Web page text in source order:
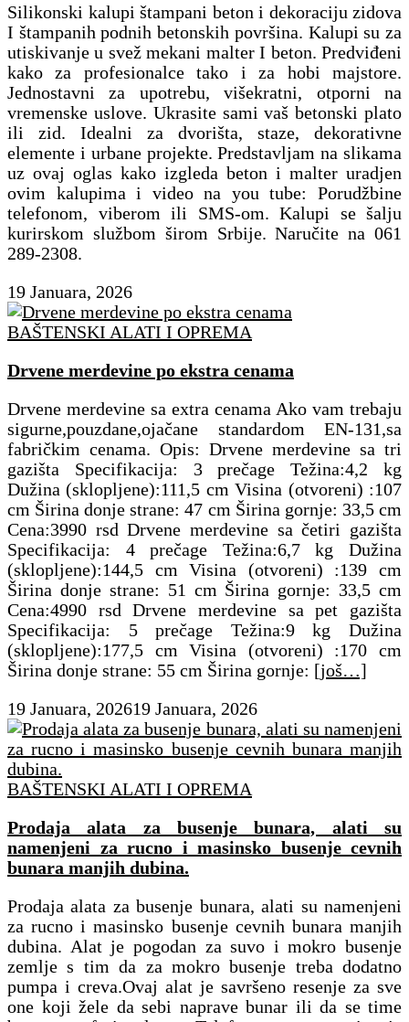
Silikonski kalupi štampani beton i dekoraciju zidova
I štampanih podnih betonskih površina. Kalupi su za
utiskivanje u svež mekani malter I beton. Predviđeni
kako za profesionalce tako i za hobi majstore.
Jednostavni za upotrebu, višekratni, otporni na
vremenske uslove. Ukrasite sami vaš betonski plato
ili zid. Idealni za dvorišta, staze, dekorativne
elemente i urbane projekte. Predstavljam na slikama
uz ovaj oglas kako izgleda beton i malter uradjen
ovim kalupima i video na you tube: Porudžbine
telefonom, viberom ili SMS-om. Kalupi se šalju
kurirskom službom širom Srbije. Naručite na 061
289-2308.
19 Januara, 2026
BAŠTENSKI ALATI I OPREMA
Drvene merdevine po ekstra cenama
Drvene merdevine sa extra cenama Ako vam trebaju
sigurne,pouzdane,ojačane standardom EN-131,sa
fabričkim cenama. Opis: Drvene merdevine sa tri
gazišta Specifikacija: 3 prečage Težina:4,2 kg
Dužina (sklopljene):111,5 cm Visina (otvoreni) :107
cm Širina donje strane: 47 cm Širina gornje: 33,5 cm
Cena:3990 rsd Drvene merdevine sa četiri gazišta
Specifikacija: 4 prečage Težina:6,7 kg Dužina
(sklopljene):144,5 cm Visina (otvoreni) :139 cm
Širina donje strane: 51 cm Širina gornje: 33,5 cm
Cena:4990 rsd Drvene merdevine sa pet gazišta
Specifikacija: 5 prečage Težina:9 kg Dužina
(sklopljene):177,5 cm Visina (otvoreni) :170 cm
Širina donje strane: 55 cm Širina gornje: [još…]
19 Januara, 202619 Januara, 2026
BAŠTENSKI ALATI I OPREMA
Prodaja alata za busenje bunara, alati su
namenjeni za rucno i masinsko busenje cevnih
bunara manjih dubina.
Prodaja alata za busenje bunara, alati su namenjeni
za rucno i masinsko busenje cevnih bunara manjih
dubina. Alat je pogodan za suvo i mokro busenje
zemlje s tim da za mokro busenje treba dodatno
pumpa i creva.Ovaj alat je savršeno resenje za sve
one koji žele da sebi naprave bunar ili da se time